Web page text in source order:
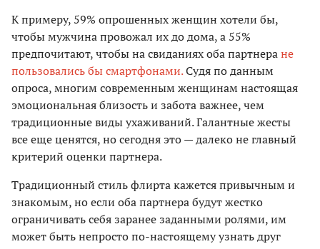
К примеру, 59% опрошенных женщин хотели бы,
чтобы мужчина провожал их до дома, а 55%
предпочитают, чтобы на свиданиях оба партнеране
пользовались бы смартфонами.Судя по данным
опроса, многим современным женщинам настоящая
эмоциональная близость и забота важнее, чем
традиционные виды ухаживаний. Галантные жесты
все еще ценятся, но сегодня это — далеко не главный
критерий оценки партнера.
Традиционный стиль флирта кажется привычным и
знакомым, но если оба партнера будут жестко
ограничивать себя заранее заданными ролями, им
может быть непросто по-настоящему узнать друг